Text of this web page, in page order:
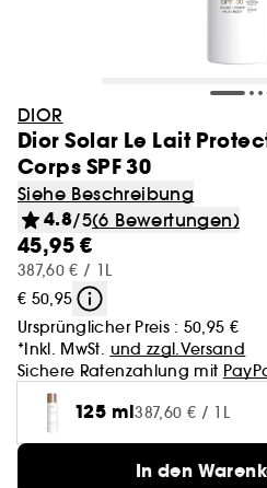
DIOR
Dior Solar Le Lait
Corps SPF 30
Siehe Beschreibung
4.8/5(6 Bewertungen)
45,95 €
387,60 € / 1L
€ 50,95
Ursprünglicher Preis : 50,95 €
*Inkl. MwSt. und zzgl.Versand
Sichere Ratenzahlung mit
125 ml387,60 € / 1L
In den